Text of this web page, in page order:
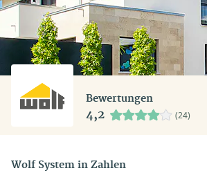
Bewertungen
4,2 (24)
Wolf System in Zahlen